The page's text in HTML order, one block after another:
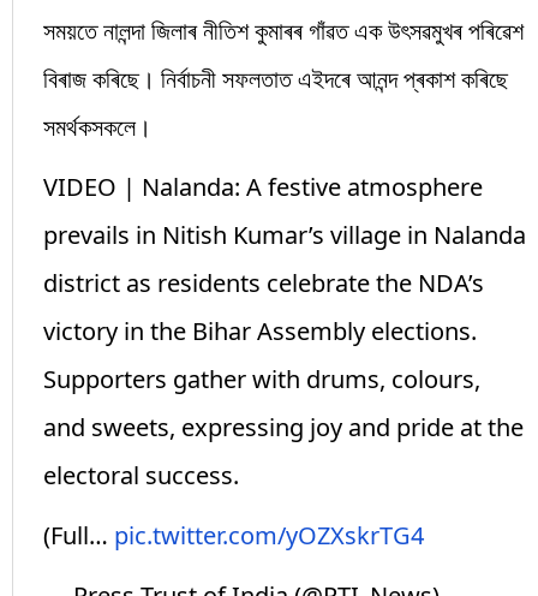
সময়তে নালন্দা জিলাৰ নীতিশ কুমাৰৰ গাঁৱত এক উৎসৱমুখৰ পৰিৱেশ
বিৰাজ কৰিছে। নিৰ্বাচনী সফলতাত এইদৰে আনন্দ প্ৰকাশ কৰিছে
সমৰ্থকসকলে।
VIDEO | Nalanda: A festive atmosphere
prevails in Nitish Kumar’s village in Nalanda
district as residents celebrate the NDA’s
victory in the Bihar Assembly elections.
Supporters gather with drums, colours,
and sweets, expressing joy and pride at the
electoral success.
(Full… pic.twitter.com/yOZXskrTG4